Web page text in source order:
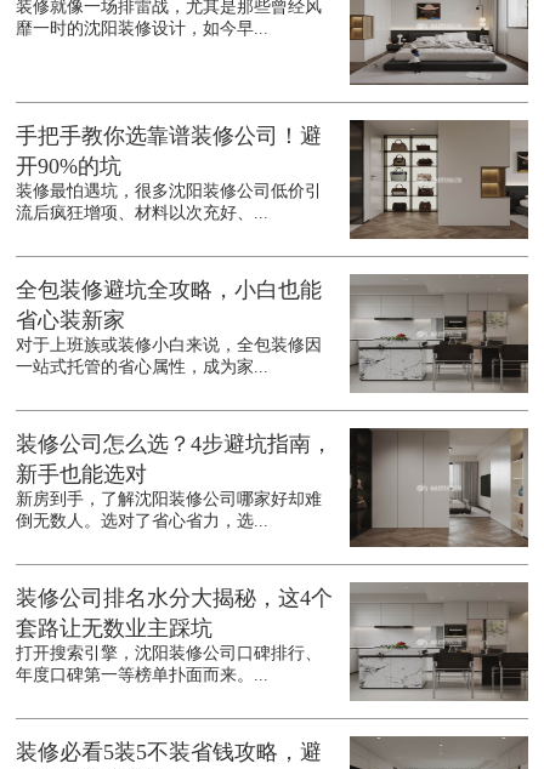
装修就像一场排雷战，尤其是那些曾经风
靡一时的沈阳装修设计，如今早...
手把手教你选靠谱装修公司！避
开90%的坑
装修最怕遇坑，很多沈阳装修公司低价引
流后疯狂增项、材料以次充好、...
全包装修避坑全攻略，小白也能
省心装新家
对于上班族或装修小白来说，全包装修因
一站式托管的省心属性，成为家...
装修公司怎么选？4步避坑指南，
新手也能选对
新房到手，了解沈阳装修公司哪家好却难
倒无数人。选对了省心省力，选...
装修公司排名水分大揭秘，这4个
套路让无数业主踩坑
打开搜索引擎，沈阳装修公司口碑排行、
年度口碑第一等榜单扑面而来。...
装修必看5装5不装省钱攻略，避